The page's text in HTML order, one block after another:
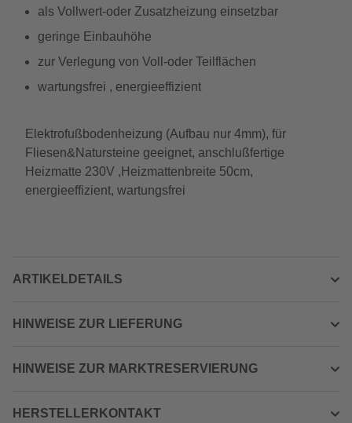
als Vollwert-oder Zusatzheizung einsetzbar
geringe Einbauhöhe
zur Verlegung von Voll-oder Teilflächen
wartungsfrei , energieeffizient
Elektrofußbodenheizung (Aufbau nur 4mm), für
Fliesen&Natursteine geeignet, anschlußfertige
Heizmatte 230V ,Heizmattenbreite 50cm,
energieeffizient, wartungsfrei
ARTIKELDETAILS
HINWEISE ZUR LIEFERUNG
HINWEISE ZUR MARKTRESERVIERUNG
HERSTELLERKONTAKT